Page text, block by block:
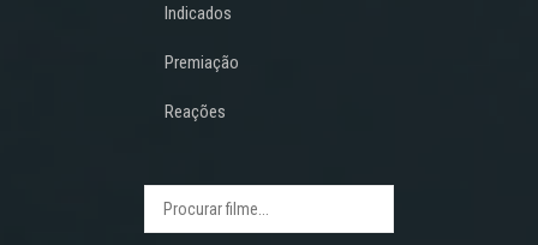
Indicados
Premiação
Reações